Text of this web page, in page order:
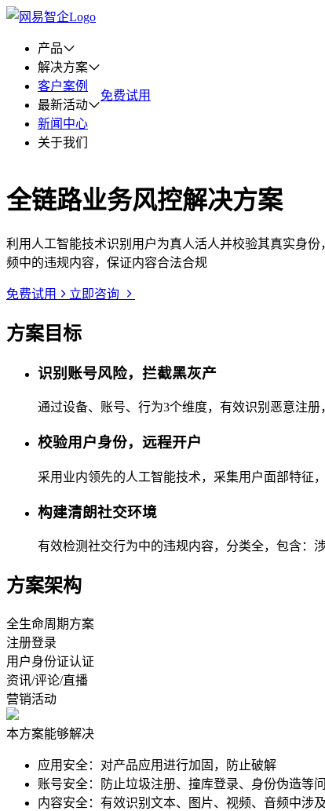
产品
解决方案
客户案例
最新活动
新闻中心
关于我们
免费试用
全链路业务风控解决方案
利用人工智能技术识别用户为真人活人并校验其真实身
频中的违规内容，保证内容合法合规
免费试用 立即咨询
方案目标
识别账号风险，拦截黑灰产
通过设备、账号、行为3个维度，有效识别恶意注
校验用户身份，远程开户
采用业内领先的人工智能技术，采集用户面部特征
构建清朗社交环境
有效检测社交行为中的违规内容，分类全，包含：
方案架构
全生命周期方案
注册登录
用户身份证认证
资讯/评论/直播
营销活动
本方案能够解决
应用安全：对产品应用进行加固，防止破解
账号安全：防止垃圾注册、撞库登录、身份伪造等
内容安全：有效识别文本、图片、视频、音频中涉